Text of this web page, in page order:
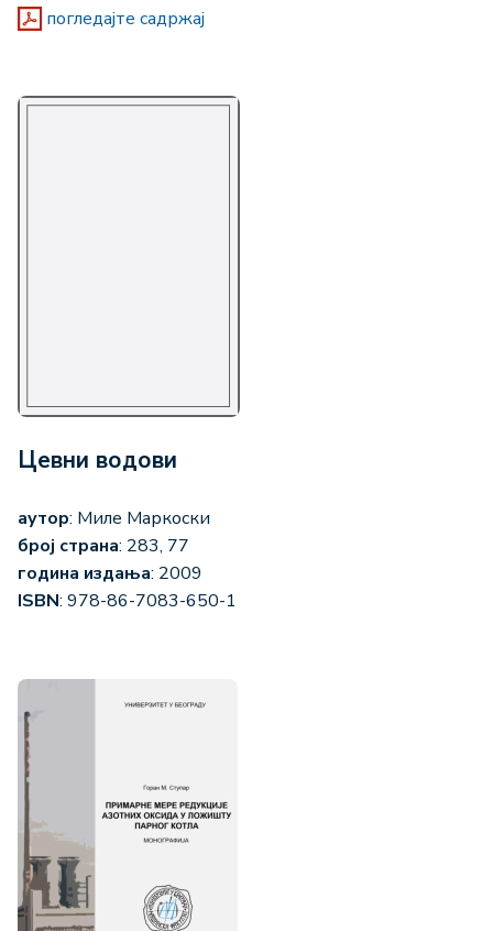
погледајте садржај
Цевни водови
аутор: Миле Маркоски
број страна: 283, 77
година издања: 2009
ISBN: 978-86-7083-650-1